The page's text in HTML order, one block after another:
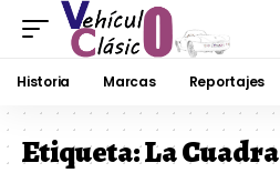
Historia Marcas Reportajes
Etiqueta:La Cuadra